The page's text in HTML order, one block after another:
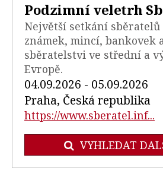
Podzimní veletrh
Největší setkání
známek, mincí, bankovek
sběratelstvi ve střední a
Evropě.
04.09.2026 - 05.09.2026
Praha, Česká republika
https://www.sberatel.inf...
VYHLEDAT